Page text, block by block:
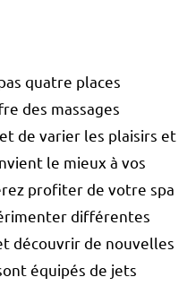
quatre places
des massages
de varier les plaisirs et
le mieux à vos
profiter de votre spa
différentes
découvrir de nouvelles
équipés de jets